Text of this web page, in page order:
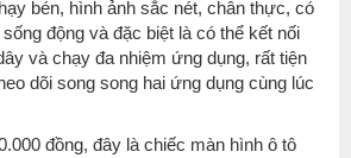
bén, hình ảnh sắc nét, chân thực, có
động và đặc biệt là có thể kết nối
và chạy đa nhiệm ứng dụng, rất tiện
dõi song song hai ứng dụng cùng lúc
đồng, đây là chiếc màn hình ô tô